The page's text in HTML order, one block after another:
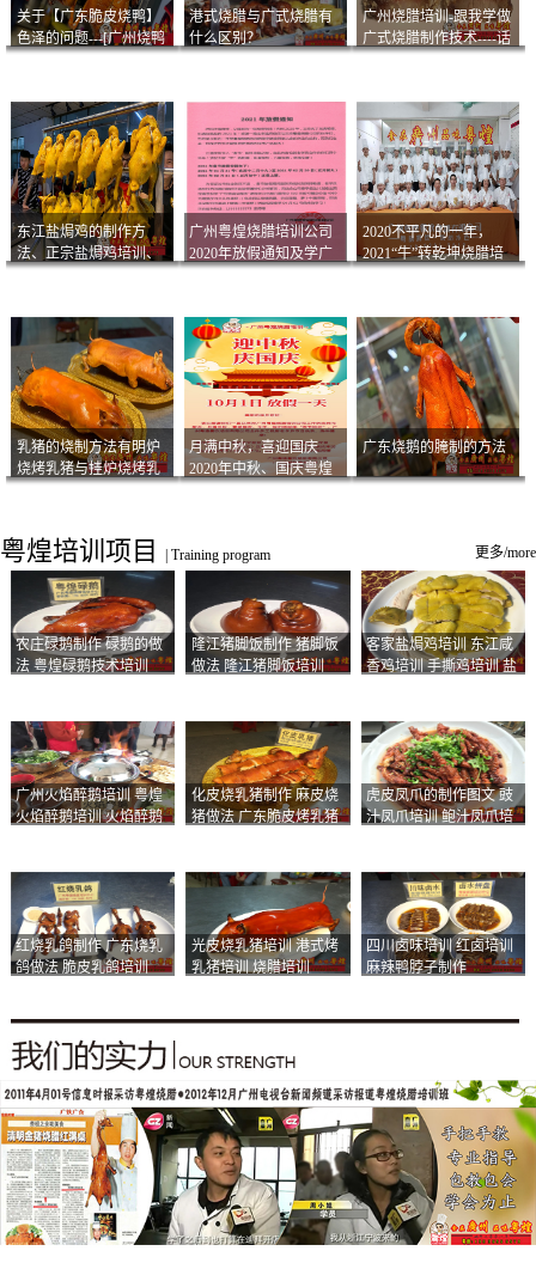
关于【广东脆皮烧鸭】
色泽的问题---[广州烧鸭
港式烧腊与广式烧腊有
什么区别？
广州烧腊培训-跟我学做
广式烧腊制作技术----话
东江盐焗鸡的制作方
法、正宗盐焗鸡培训、
广州粤煌烧腊培训公司
2020年放假通知及学广
2020不平凡的一年，
2021“牛”转乾坤烧腊培
乳猪的烧制方法有明炉
烧烤乳猪与挂炉烧烤乳
月满中秋，喜迎国庆
2020年中秋、国庆粤煌
广东烧鹅的腌制的方法
粤煌培训项目 Training program 更多/more
农庄碌鹅制作 碌鹅的做
法 粤煌碌鹅技术培训
隆江猪脚饭制作 猪脚饭
做法 隆江猪脚饭培训
客家盐焗鸡培训 东江咸
香鸡培训 手撕鸡培训 盐
广州火焰醉鹅培训 粤煌
火焰醉鹅培训 火焰醉鹅
化皮烧乳猪制作 麻皮烧
猪做法 广东脆皮烤乳猪
虎皮凤爪的制作图文 豉
汁凤爪培训 鲍汁凤爪培
红烧乳鸽制作 广东烧乳
鸽做法 脆皮乳鸽培训
光皮烧乳猪培训 港式烤
乳猪培训 烧腊培训
四川卤味培训 红卤培训
麻辣鸭脖子制作